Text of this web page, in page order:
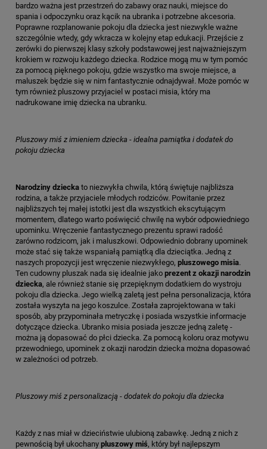
bardzo ważna jest przestrzeń do zabawy oraz nauki, miejsce do
spania i odpoczynku oraz kącik na ubranka i potrzebne akcesoria.
Poprawne rozplanowanie pokoju dla dziecka jest niezwykle ważne
szczególnie wtedy, gdy wkracza w kolejny etap edukacji. Przejście z
zerówki do pierwszej klasy szkoły podstawowej jest najważniejszym
krokiem w rozwoju każdego dziecka. Rodzice mogą mu w tym pomóc
za pomocą pięknego pokoju, gdzie wszystko ma swoje miejsce, a
maluszek będzie się w nim fantastycznie odnajdywał. Może pomóc w
tym również pluszowy przyjaciel w postaci misia, który ma
nadrukowane imię dziecka na ubranku.
Pluszowy miś z imieniem dziecka - idealna pamiątka i dodatek do
pokoju dziecka
Narodziny dziecka to niezwykła chwila, którą świętuje najbliższa
rodzina, a także przyjaciele młodych rodziców. Powitanie przez
najbliższych tej małej istotki jest dla wszystkich ekscytującym
momentem, dlatego warto poświęcić chwilę na wybór odpowiedniego
upominku. Wręczenie fantastycznego prezentu sprawi radość
zarówno rodzicom, jak i maluszkowi. Odpowiednio dobrany upominek
może stać się także wspaniałą pamiątką dla dzieciątka. Jedną z
naszych propozycji jest wręczenie niezwykłego, pluszowego misia.
Ten cudowny pluszak nada się idealnie jako prezent z okazji narodzin
dziecka, ale również stanie się przepięknym dodatkiem do wystroju
pokoju dla dziecka. Jego wielką zaletą jest pełna personalizacja, która
została wyszyta na jego koszulce. Została zaprojektowana w taki
sposób, aby przypominała metryczkę i posiada wszystkie informacje
dotyczące dziecka. Ubranko misia posiada jeszcze jedną zaletę -
można ją dopasować do płci dziecka. Za pomocą koloru oraz motywu
przewodniego, upominek z okazji narodzin dziecka można dopasować
w zależności od potrzeb.
Pluszowy miś z personalizacją - dodatek do pokoju dla dziecka
Każdy z nas miał w dzieciństwie ulubioną zabawkę. Jedną z nich z
pewnością był ukochany pluszowy miś, który był najlepszym